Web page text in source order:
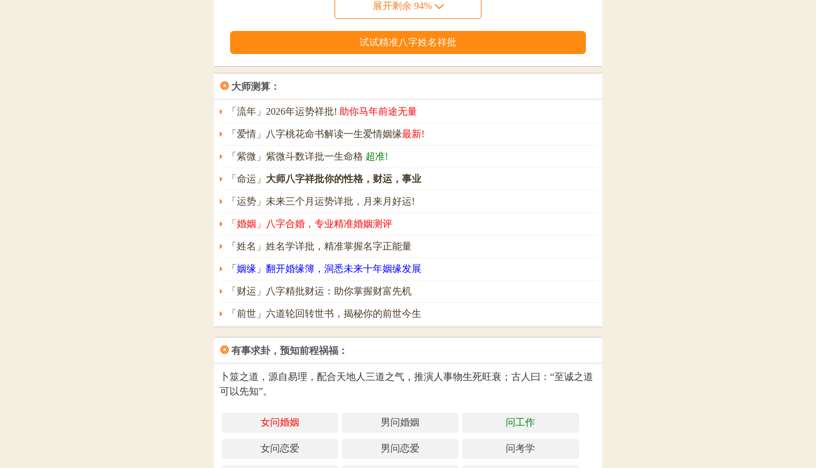
为人豪爽，花钱较无节制，此数之人聪慧，兼具有美德之性格，若能平稳持
重，可享和乐长寿，不然则容易乐极生悲，反为不利，但不至于会困顿潦倒。
一生平顺，容易享有祖上馀荫，具长官风范，愿提携后进，深得部属欢心喜
爱；较爱面子，用钱较浪费，但在社会上，容易享有高声望。看来桃花多，婚
○七数 得分 80 分：精力旺盛 刚强不屈
个性刚毅独立，阳气过盛，为人性情刚硬，锋芒太露，容易与人不和，处事欠
缺圆融，因之难免招来麻烦，先天具有天赋精力可克服万重难关。
是一个恩怨分明的人，个性急，也很好奇，喜怒哀乐全写在脸上，人际较不和
○ 八数 得分 85 分：先稳再攻 始终如一
具有坚忍不拔的恆心和毅力，能贯彻意志成就愿望。但有时坚持己意，却容易
迷失方向。
具超强意志力和耐力，看来精力旺盛不服输，总是能突破重重难关，获致成
功，拥有此数，大都少年早发；是一个宁为鸡首不为牛后之人，希望自己当家
施展抱负。
一生容易成功，但也容易骄傲自满、自大，而引人反感而招来烦脑。
╳ 九数 得分 50 分：有财无运 情关难过
一生虽理想高，但容易失败，有时有志难伸，知音难寻，容易超越现实不易容
展开剩余 94%
试试精准八字姓名祥批
❂ 大师测算：
「流年」2026年运势祥批! 助你马年前途无量
「爱情」八字桃花命书解读一生爱情姻缘最新!
「紫微」紫微斗数详批一生命格 超准!
「命运」 大师八字祥批你的性格，财运，事业
「运势」未来三个月运势详批，月来月好运!
「婚姻」八字合婚，专业精准婚姻测评
「姓名」姓名学详批，精准掌握名字正能量
「姻缘」翻开婚缘簿，洞悉未来十年姻缘发展
「财运」八字精批财运：助你掌握财富先机
「前世」六道轮回转世书，揭秘你的前世今生
❂ 有事求卦，预知前程祸福：
卜筮之道，源自易理，配合天地人三道之气，推演人事物生死旺衰；古人曰：“至诚之道
可以先知”。
女问婚姻 男问婚姻 问工作
女问恋爱 男问恋爱 问考学